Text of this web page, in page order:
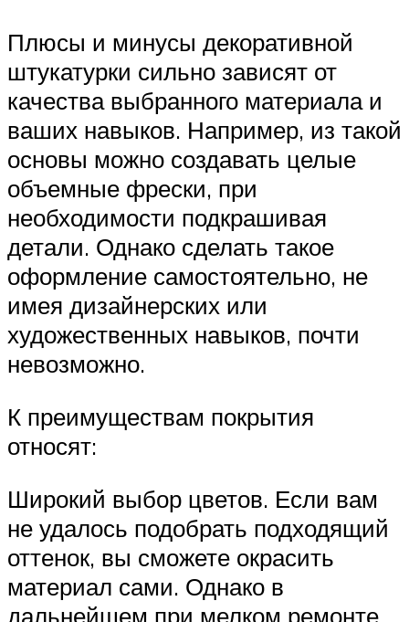
Плюсы и минусы декоративной
штукатурки сильно зависят от
качества выбранного материала и
ваших навыков. Например, из такой
основы можно создавать целые
объемные фрески, при
необходимости подкрашивая
детали. Однако сделать такое
оформление самостоятельно, не
имея дизайнерских или
художественных навыков, почти
невозможно.
К преимуществам покрытия
относят:
Широкий выбор цветов. Если вам
не удалось подобрать подходящий
оттенок, вы сможете окрасить
материал сами. Однако в
дальнейшем при мелком ремонте